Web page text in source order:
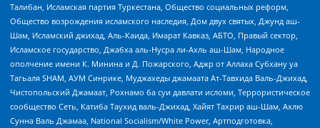
Талибан, Исламская партия Туркестана, Общество социальных реформ,
Общество возрождения исламского наследия, Дом двух святых, Джунд аш-
Шам, Исламский джихад, Аль-Каида, Имарат Кавказ, АБТО, Правый сектор,
Исламское государство, Джабха аль-Нусра ли-Ахль аш-Шам, Народное
ополчение имени К. Минина и Д. Пожарского, Аджр от Аллаха Субхану уа
Тагьаля SHAM, АУМ Синрике, Муджахеды джамаата Ат-Тавхида Валь-Джихад,
Чистопольский Джамаат, Рохнамо ба суи давлати исломи, Террористическое
сообщество Сеть, Катиба Таухид валь-Джихад, Хайят Тахрир аш-Шам, Ахлю
Сунна Валь Джамаа, National Socialism/White Power, Артподготовка,